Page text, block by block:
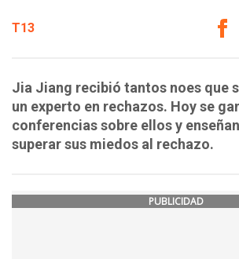
T13
Jia Jiang recibió tantos noes que
un experto en rechazos. Hoy se
conferencias sobre ellos y
superar sus miedos al rechazo.
PUBLICIDAD